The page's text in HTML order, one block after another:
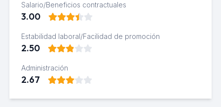
Salario/Beneficios contractuales
3.00
Estabilidad laboral/Facilidad de promoción
2.50
Administración
2.67